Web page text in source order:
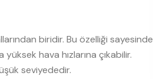
biridir. Bu özelliği sayesinde
hava hızlarına çıkabilir.
seviyededir.